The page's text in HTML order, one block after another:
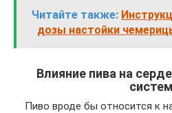
Читайте также:
дозы настойки
Влияние пива на
Пиво вроде бы относится к